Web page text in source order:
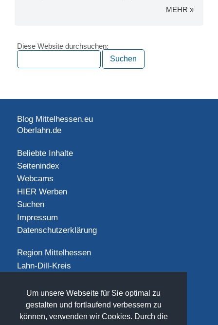
Um unsere Webseite für Sie optimal zu
gestalten und fortlaufend verbessern zu
können, verwenden wir Cookies. Durch die
MEHR »
Diese Website durchsuchen:
Blog Mittelhessen.eu
Oberlahn.de
Beliebte Inhalte
Seitenindex
Webcams
HIER Werben
Suchen
Impressum
Datenschutzerklärung
Region Mittelhessen
Lahn-Dill-Kreis
Landkreis Limburg-Weilburg
Landkreis Marburg-Biedenkopf
Vogelsbergkreis